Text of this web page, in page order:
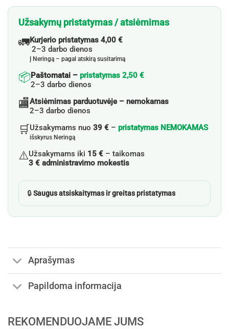
Užsakymų pristatymas / atsiėmimas
🚛Kurjerio pristatymas 4,00 €
2–3 darbo dienos
Į Neringą – pagal atskirą susitarimą
📦Paštomatai – pristatymas 2,50 €
2–3 darbo dienos
🏬Atsiėmimas parduotuvėje – nemokamas
2–3 darbo dienos
🛒Užsakymams nuo 39 € – pristatymas NEMOKAMAS
išskyrus Neringą
⚠️Užsakymams iki 15 € – taikomas
3 € administravimo mokestis
🔒Saugus atsiskaitymas ir greitas pristatymas
Aprašymas
Papildoma informacija
REKOMENDUOJAME JUMS